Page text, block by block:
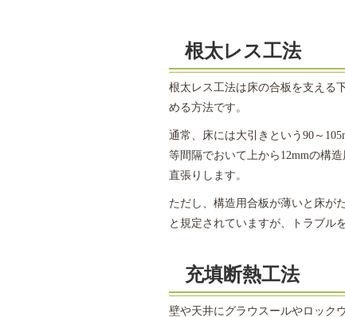
根太レス工法
根太レス工法は床の合板を支える
める方法です。
通常、床には大引きという90～
等間隔でおいて上から12mmの構
直張りします。
ただし、構造用合板が薄いと床が
と規定されていますが、トラブル
充填断熱工法
壁や天井にグラウスールやロック